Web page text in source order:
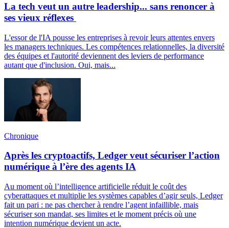
La tech veut un autre leadership... sans renoncer à
ses vieux réflexes
L'essor de l'IA pousse les entreprises à revoir leurs attentes envers
les managers techniques. Les compétences relationnelles, la diversité
des équipes et l'autorité deviennent des leviers de performance
autant que d'inclusion. Oui, mais...
Chronique
Après les cryptoactifs, Ledger veut sécuriser l’action
numérique à l’ère des agents IA
Au moment où l’intelligence artificielle réduit le coût des
cyberattaques et multiplie les systèmes capables d’agir seuls, Ledger
fait un pari : ne pas chercher à rendre l’agent infaillible, mais
sécuriser son mandat, ses limites et le moment précis où une
intention numérique devient un acte.